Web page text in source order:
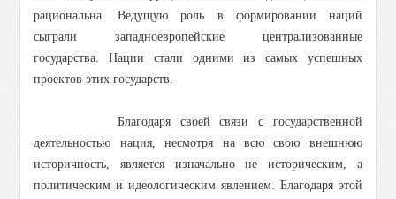
рациональна. Ведущую роль в формировании наций
сыграли западноевропейские централизованные
государства. Нации стали одними из самых успешных
проектов этих государств.
Благодаря своей связи с государственной
деятельностью нация, несмотря на всю свою внешнюю
историчность, является изначально не историческим, а
политическим и идеологическим явлением. Благодаря этой